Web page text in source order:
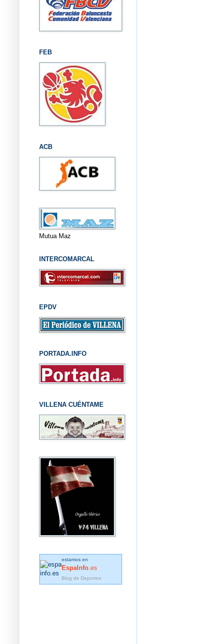
FEB
ACB
Mutua Maz
INTERCOMARCAL
EPDV
PORTADA.INFO
VILLENA CUÉNTAME
estamos en
EspaInfo .es
Blog de Deportes